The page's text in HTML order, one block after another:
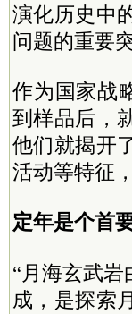
演化历史中
问题的重要
作为国家战
到样品后，
他们就揭开
活动等特征
定年是个首
“月海玄武
成，是探索